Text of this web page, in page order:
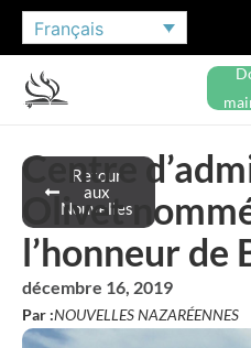
Français
Retour
aux
Nouvelles
Centre
Olivet
l’honneur de
décembre 16, 2019
Par :NOUVELLES NAZARÉENNES